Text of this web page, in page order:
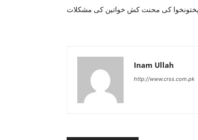
کی محنت کش خواتین کی مشکلات
Inam Ullah
http://www.crss.com.pk